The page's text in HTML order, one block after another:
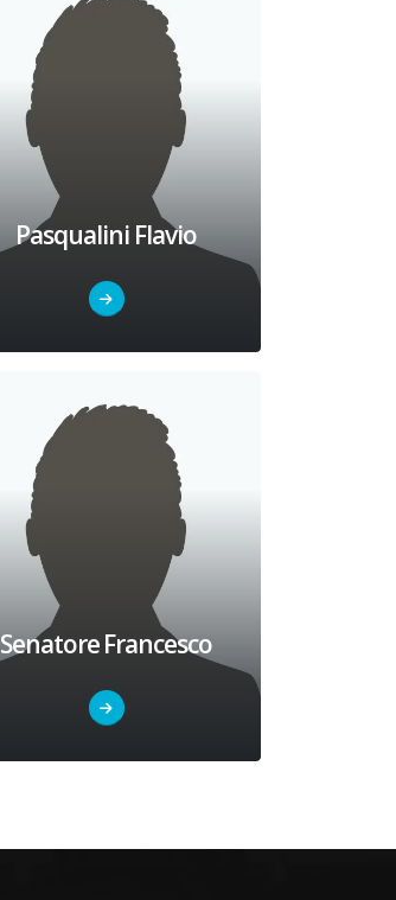
Pasqualini Flavio
Senatore Francesco